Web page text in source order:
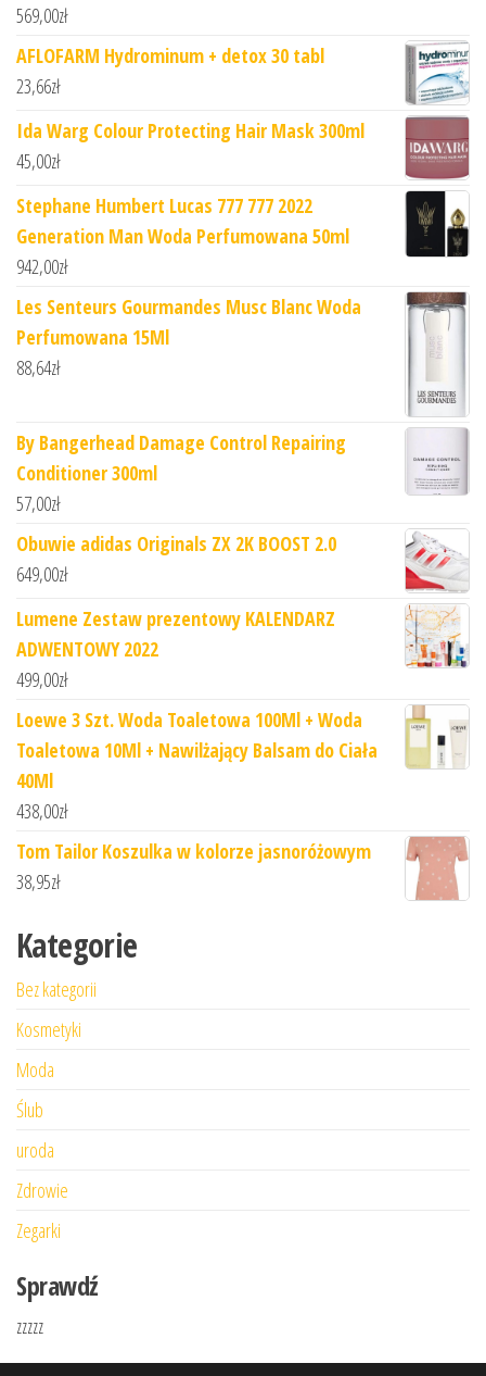
569,00zł
AFLOFARM Hydrominum + detox 30 tabl
23,66zł
Ida Warg Colour Protecting Hair Mask 300ml
45,00zł
Stephane Humbert Lucas 777 777 2022
Generation Man Woda Perfumowana 50ml
942,00zł
Les Senteurs Gourmandes Musc Blanc Woda
Perfumowana 15Ml
88,64zł
By Bangerhead Damage Control Repairing
Conditioner 300ml
57,00zł
Obuwie adidas Originals ZX 2K BOOST 2.0
649,00zł
Lumene Zestaw prezentowy KALENDARZ
ADWENTOWY 2022
499,00zł
Loewe 3 Szt. Woda Toaletowa 100Ml + Woda
Toaletowa 10Ml + Nawilżający Balsam do Ciała
40Ml
438,00zł
Tom Tailor Koszulka w kolorze jasnoróżowym
38,95zł
Kategorie
Bez kategorii
Kosmetyki
Moda
Ślub
uroda
Zdrowie
Zegarki
Sprawdź
zzzzz